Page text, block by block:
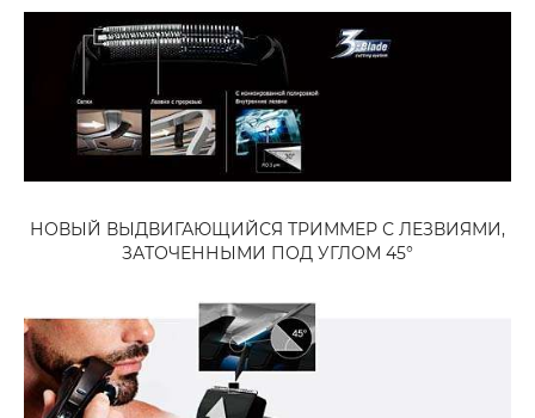
НОВЫЙ ВЫДВИГАЮЩИЙСЯ ТРИММЕР С ЛЕЗВИЯМИ,
ЗАТОЧЕННЫМИ ПОД УГЛОМ 45°